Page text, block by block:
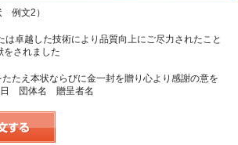
例文2）
卓越した技術により品質向上にご尽力されたこと
をされました
たえ本状ならびに金一封を贈り心より感謝の意を
団体名 贈呈者名